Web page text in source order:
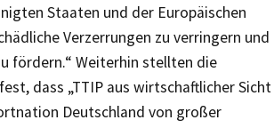
Staaten und der Europäischen
Verzerrungen zu verringern und
fördern.“ Weiterhin stellten die
dass „TTIP aus wirtschaftlicher Sicht
Deutschland von großer